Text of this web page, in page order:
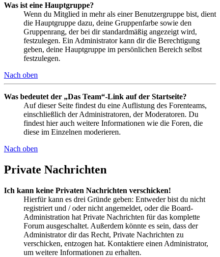
Was ist eine Hauptgruppe?
Wenn du Mitglied in mehr als einer Benutzergruppe bist, dient
die Hauptgruppe dazu, deine Gruppenfarbe sowie den
Gruppenrang, der bei dir standardmäßig angezeigt wird,
festzulegen. Ein Administrator kann dir die Berechtigung
geben, deine Hauptgruppe im persönlichen Bereich selbst
festzulegen.
Nach oben
Was bedeutet der „Das Team“-Link auf der Startseite?
Auf dieser Seite findest du eine Auflistung des Forenteams,
einschließlich der Administratoren, der Moderatoren. Du
findest hier auch weitere Informationen wie die Foren, die
diese im Einzelnen moderieren.
Nach oben
Private Nachrichten
Ich kann keine Privaten Nachrichten verschicken!
Hierfür kann es drei Gründe geben: Entweder bist du nicht
registriert und / oder nicht angemeldet, oder die Board-
Administration hat Private Nachrichten für das komplette
Forum ausgeschaltet. Außerdem könnte es sein, dass der
Administrator dir das Recht, Private Nachrichten zu
verschicken, entzogen hat. Kontaktiere einen Administrator,
um weitere Informationen zu erhalten.